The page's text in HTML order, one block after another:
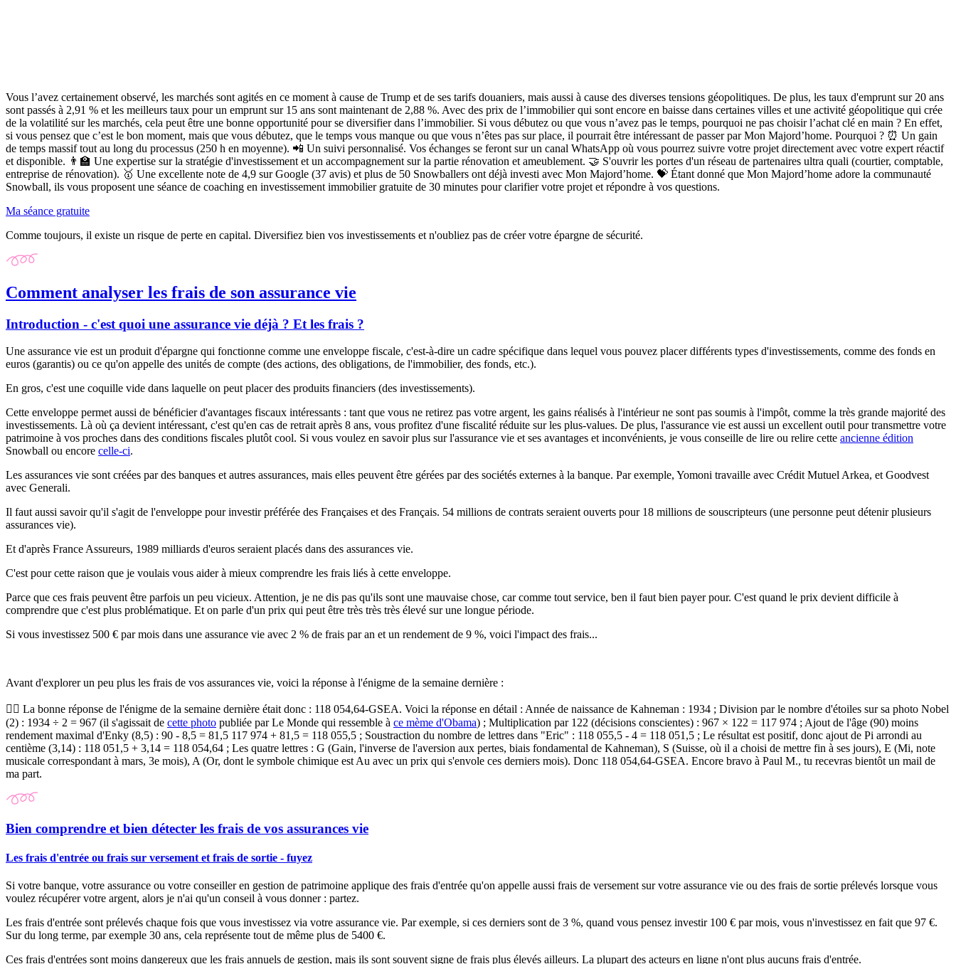
Vous l’avez certainement observé, les marchés sont agités en ce moment à cause de Trump et de ses tarifs douaniers, mais aussi à cause des diverses tensions géopolitiques. De plus, les taux d'emprunt sur 20 ans
sont passés à 2,91 % et les meilleurs taux pour un emprunt sur 15 ans sont maintenant de 2,88 %. Avec des prix de l’immobilier qui sont encore en baisse dans certaines villes et une activité géopolitique qui crée
de la volatilité sur les marchés, cela peut être une bonne opportunité pour se diversifier dans l’immobilier. Si vous débutez ou que vous n’avez pas le temps, pourquoi ne pas choisir l’achat clé en main ? En effet,
si vous pensez que c’est le bon moment, mais que vous débutez, que le temps vous manque ou que vous n’êtes pas sur place, il pourrait être intéressant de passer par Mon Majord’home. Pourquoi ? ⏰ Un gain
de temps massiftout au long du processus (250 h en moyenne). 📲 Un suivi personnalisé. Vos échanges se feront sur un canal WhatsApp où vous pourrez suivre votre projet directement avec votre expert réactif
et disponible. 👨‍🏫 Une expertise sur la stratégie d'investissement et un accompagnement sur la partie rénovation et ameublement. 🤝 S'ouvrir les portes d'un réseau de partenaires ultra quali (courtier, comptable,
entreprise de rénovation). 🥇 Une excellente note de 4,9 sur Google (37 avis) et plus de 50 Snowballers ont déjà investi avec Mon Majord’home. 💝 Étant donné que Mon Majord’home adore la communauté
Snowball, ils vous proposent une séance de coaching en investissement immobilier gratuite de 30 minutes pour clarifier votre projet et répondre à vos questions.
Ma séance gratuite
Comme toujours, il existe un risque de perte en capital. Diversifiez bien vos investissements et n'oubliez pas de créer votre épargne de sécurité.
Comment analyser les frais de son assurance vie
Introduction - c'est quoi une assurance vie déjà ? Et les frais ?
Une assurance vie est un produit d'épargne qui fonctionne comme une enveloppe fiscale, c'est-à-dire un cadre spécifique dans lequel vous pouvez placer différents types d'investissements, comme des fonds en
euros (garantis) ou ce qu'on appelle des unités de compte (des actions, des obligations, de l'immobilier, des fonds, etc.).
En gros, c'est une coquille vide dans laquelle on peut placer des produits financiers (des investissements).
Cette enveloppe permet aussi de bénéficier d'avantages fiscaux intéressants : tant que vous ne retirez pas votre argent, les gains réalisés à l'intérieur ne sont pas soumis à l'impôt, comme la très grande majorité des
investissements. Là où ça devient intéressant, c'est qu'en cas de retrait après 8 ans, vous profitez d'une fiscalité réduite sur les plus-values. De plus, l'assurance vie est aussi un excellent outil pour transmettre votre
patrimoine à vos proches dans des conditions fiscales plutôt cool. Si vous voulez en savoir plus sur l'assurance vie et ses avantages et inconvénients, je vous conseille de lire ou relire cette ancienne édition
Snowball ou encore celle-ci.
Les assurances vie sont créées par des banques et autres assurances, mais elles peuvent être gérées par des sociétés externes à la banque. Par exemple, Yomoni travaille avec Crédit Mutuel Arkea, et Goodvest
avec Generali.
Il faut aussi savoir qu'il s'agit de l'enveloppe pour investir préférée des Françaises et des Français. 54 millions de contrats seraient ouverts pour 18 millions de souscripteurs (une personne peut détenir plusieurs
assurances vie).
Et d'après France Assureurs, 1989 milliards d'euros seraient placés dans des assurances vie.
C'est pour cette raison que je voulais vous aider à mieux comprendre les frais liés à cette enveloppe.
Parce que ces frais peuvent être parfois un peu vicieux. Attention, je ne dis pas qu'ils sont une mauvaise chose, car comme tout service, ben il faut bien payer pour. C'est quand le prix devient difficile à
comprendre que c'est plus problématique. Et on parle d'un prix qui peut être très très très élevé sur une longue période.
Si vous investissez 500 € par mois dans une assurance vie avec 2 % de frais par an et un rendement de 9 %, voici l'impact des frais...
Avant d'explorer un peu plus les frais de vos assurances vie, voici la réponse à l'énigme de la semaine dernière :
🕵️‍♀️ La bonne réponse de l'énigme de la semaine dernière était donc : 118 054,64-GSEA. Voici la réponse en détail : Année de naissance de Kahneman : 1934 ; Division par le nombre d'étoiles sur sa photo Nobel
(2) : 1934 ÷ 2 = 967 (il s'agissait de cette photo publiée par Le Monde qui ressemble à ce mème d'Obama) ; Multiplication par 122 (décisions conscientes) : 967 × 122 = 117 974 ; Ajout de l'âge (90) moins
rendement maximal d'Enky (8,5) : 90 - 8,5 = 81,5 117 974 + 81,5 = 118 055,5 ; Soustraction du nombre de lettres dans "Eric" : 118 055,5 - 4 = 118 051,5 ; Le résultat est positif, donc ajout de Pi arrondi au
centième (3,14) : 118 051,5 + 3,14 = 118 054,64 ; Les quatre lettres : G (Gain, l'inverse de l'aversion aux pertes, biais fondamental de Kahneman), S (Suisse, où il a choisi de mettre fin à ses jours), E (Mi, note
musicale correspondant à mars, 3e mois), A (Or, dont le symbole chimique est Au avec un prix qui s'envole ces derniers mois). Donc 118 054,64-GSEA. Encore bravo à Paul M., tu recevras bientôt un mail de
ma part.
Bien comprendre et bien détecter les frais de vos assurances vie
Les frais d'entrée ou frais sur versement et frais de sortie - fuyez
Si votre banque, votre assurance ou votre conseiller en gestion de patrimoine applique des frais d'entrée qu'on appelle aussi frais de versement sur votre assurance vie ou des frais de sortie prélevés lorsque vous
voulez récupérer votre argent, alors je n'ai qu'un conseil à vous donner : partez.
Les frais d'entrée sont prélevés chaque fois que vous investissez via votre assurance vie. Par exemple, si ces derniers sont de 3 %, quand vous pensez investir 100 € par mois, vous n'investissez en fait que 97 €.
Sur du long terme, par exemple 30 ans, cela représente tout de même plus de 5400 €.
Ces frais d'entrées sont moins dangereux que les frais annuels de gestion, mais ils sont souvent signe de frais plus élevés ailleurs. La plupart des acteurs en ligne n'ont plus aucuns frais d'entrée.